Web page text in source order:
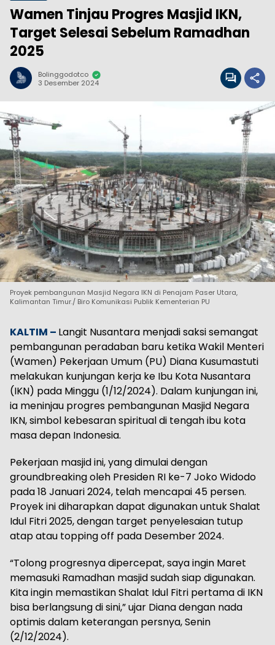
Wamen Tinjau Progres Masjid IKN,
Target Selesai Sebelum Ramadhan
2025
Bolinggodotco
3 Desember 2024
Proyek pembangunan Masjid Negara IKN di Penajam Paser Utara,
Kalimantan Timur./ Biro Komunikasi Publik Kementerian PU
KALTIM – Langit Nusantara menjadi saksi semangat
pembangunan peradaban baru ketika Wakil Menteri
(Wamen) Pekerjaan Umum (PU) Diana Kusumastuti
melakukan kunjungan kerja ke Ibu Kota Nusantara
(IKN) pada Minggu (1/12/2024). Dalam kunjungan ini,
ia meninjau progres pembangunan Masjid Negara
IKN, simbol kebesaran spiritual di tengah ibu kota
masa depan Indonesia.
Pekerjaan masjid ini, yang dimulai dengan
groundbreaking oleh Presiden RI ke-7 Joko Widodo
pada 18 Januari 2024, telah mencapai 45 persen.
Proyek ini diharapkan dapat digunakan untuk Shalat
Idul Fitri 2025, dengan target penyelesaian tutup
atap atau topping off pada Desember 2024.
“Tolong progresnya dipercepat, saya ingin Maret
memasuki Ramadhan masjid sudah siap digunakan.
Kita ingin memastikan Shalat Idul Fitri pertama di IKN
bisa berlangsung di sini,” ujar Diana dengan nada
optimis dalam keterangan persnya, Senin
(2/12/2024).